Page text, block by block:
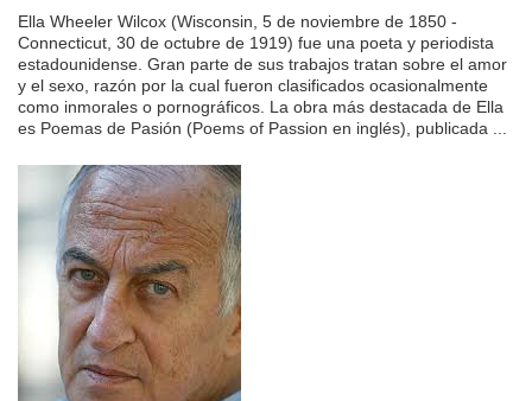
Ella Wheeler Wilcox (Wisconsin, 5 de noviembre de 1850 -
Connecticut, 30 de octubre de 1919) fue una poeta y periodista
estadounidense. Gran parte de sus trabajos tratan sobre el amor
y el sexo, razón por la cual fueron clasificados ocasionalmente
como inmorales o pornográficos. La obra más destacada de Ella
es Poemas de Pasión (Poems of Passion en inglés), publicada ...